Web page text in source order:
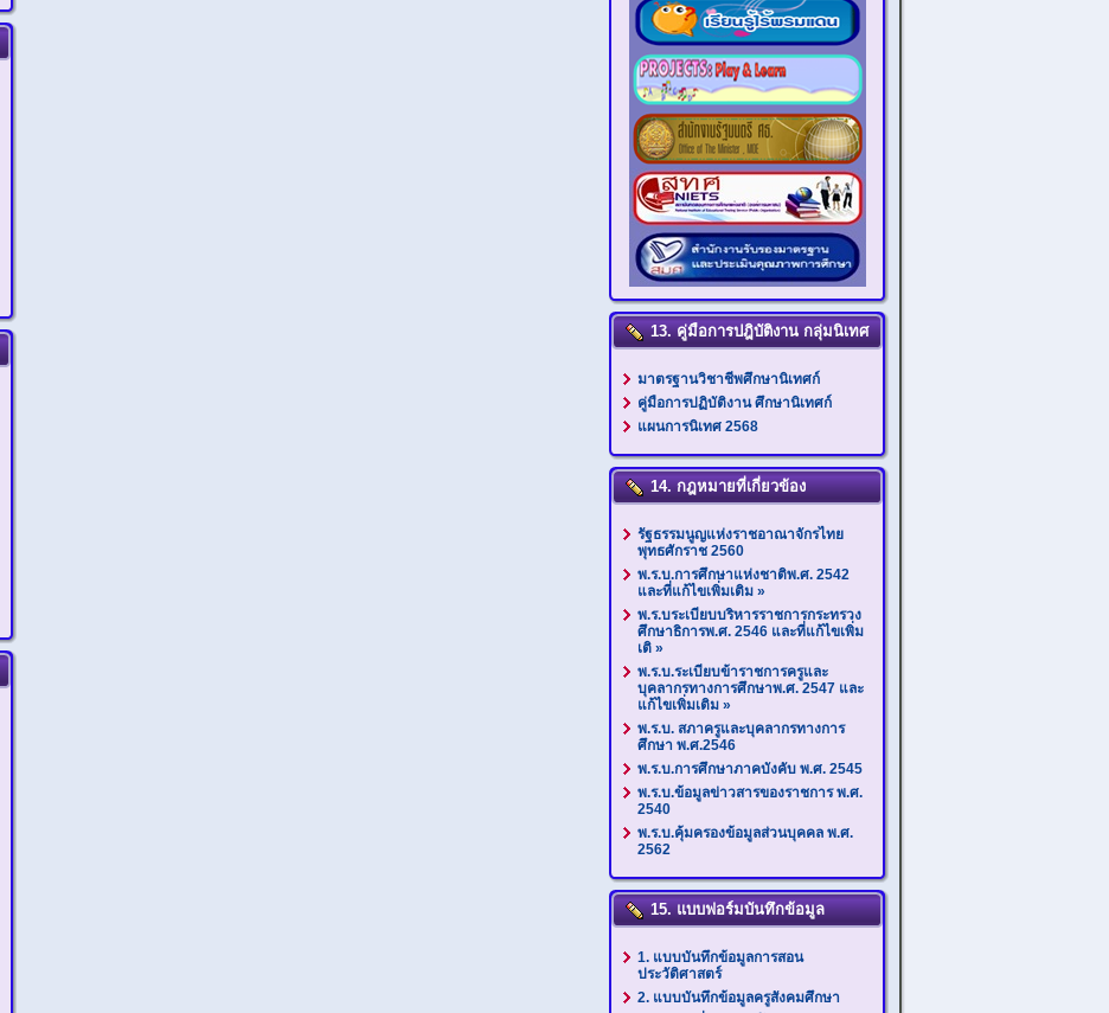
13. คู่มือการปฎิบัติงาน กลุ่มนิเทศ
มาตรฐานวิชาชีพศึกษานิเทศก์
คู่มือการปฏิบัติงาน ศึกษานิเทศก์
แผนการนิเทศ 2568
14. กฎหมายที่เกี่ยวข้อง
รัฐธรรมนูญแห่งราชอาณาจักรไทย
พุทธศักราช 2560
พ.ร.บ.การศึกษาแห่งชาติพ.ศ. 2542
และที่แก้ไขเพิ่มเติม »
พ.ร.บระเบียบบริหารราชการกระทรวง
ศึกษาธิการพ.ศ. 2546 และที่แก้ไขเพิ่ม
เติ »
พ.ร.บ.ระเบียบข้าราชการครูและ
บุคลากรทางการศึกษาพ.ศ. 2547 และ
แก้ไขเพิ่มเติม »
พ.ร.บ. สภาครูและบุคลากรทางการ
ศึกษา พ.ศ.2546
พ.ร.บ.การศึกษาภาคบังคับ พ.ศ. 2545
พ.ร.บ.ข้อมูลข่าวสารของราชการ พ.ศ.
2540
พ.ร.บ.คุ้มครองข้อมูลส่วนบุคคล พ.ศ.
2562
15. แบบฟอร์มบันทึกข้อมูล
1. แบบบันทึกข้อมูลการสอน
ประวัติศาสตร์
2. แบบบันทึกข้อมูลครูสังคมศึกษา